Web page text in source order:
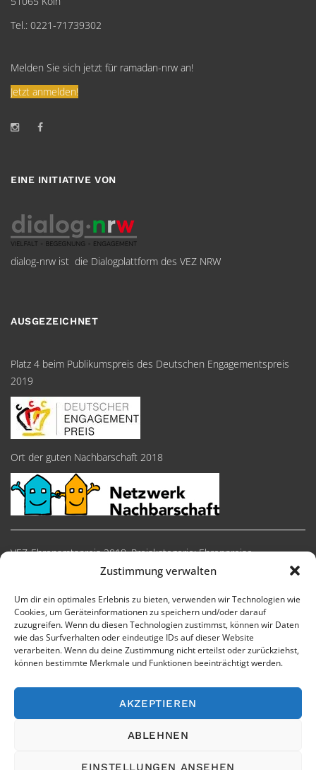
Zustimmung verwalten
Um dir ein optimales Erlebnis zu bieten, verwenden wir Technologien wie
Cookies, um Geräteinformationen zu speichern und/oder darauf
zuzugreifen. Wenn du diesen Technologien zustimmst, können wir Daten
wie das Surfverhalten oder eindeutige IDs auf dieser Website
verarbeiten. Wenn du deine Zustimmung nicht erteilst oder zurückziehst,
können bestimmte Merkmale und Funktionen beeinträchtigt werden.
AKZEPTIEREN
ABLEHNEN
EINSTELLUNGEN ANSEHEN
Tel.: 0221-71739302
Melden Sie sich jetzt für ramadan-nrw an!
Jetzt anmelden!
EINE INITIATIVE VON
dialog-nrw ist die Dialogplattform des VEZ NRW
AUSGEZEICHNET
Platz 4 beim Publikumspreis des Deutschen Engagementspreis
2019
Ort der guten Nachbarschaft 2018
VEZ-Ehrenamtspreis 2018, Preiskategorie: Ehrenpreise
Impressum Cookie-Richtlinie Datenschutzerklärung